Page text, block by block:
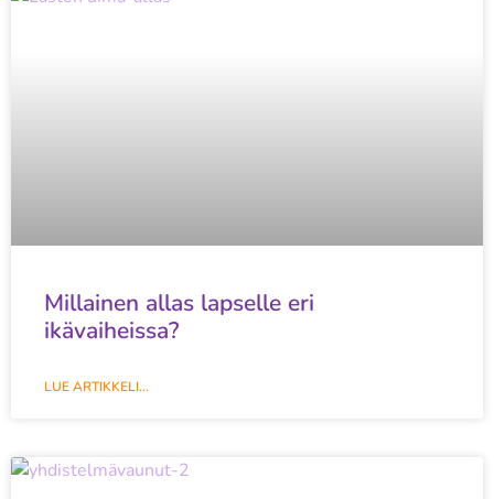
Millainen allas lapselle eri
ikävaiheissa?
LUE ARTIKKELI...